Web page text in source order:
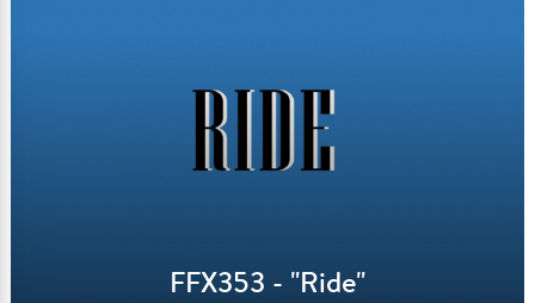
FFX353 - "Ride"